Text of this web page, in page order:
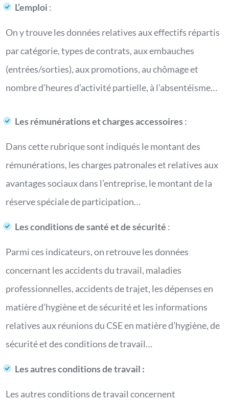
L’emploi :
On y trouve les données relatives aux effectifs répartis
par catégorie, types de contrats, aux embauches
(entrées/sorties), aux promotions, au chômage et
nombre d’heures d’activité partielle, à l’absentéisme…
Les rémunérations et charges accessoires:
Dans cette rubrique sont indiqués le montant des
rémunérations, les charges patronales et relatives aux
avantages sociaux dans l’entreprise, le montant de la
réserve spéciale de participation…
Les conditions de santé et de sécurité :
Parmi ces indicateurs, on retrouve les données
concernant les accidents du travail, maladies
professionnelles, accidents de trajet, les dépenses en
matière d’hygiène et de sécurité et les informations
relatives aux réunions du CSE en matière d’hygiène, de
sécurité et des conditions de travail…
Les autres conditions de travail :
Les autres conditions de travail concernent